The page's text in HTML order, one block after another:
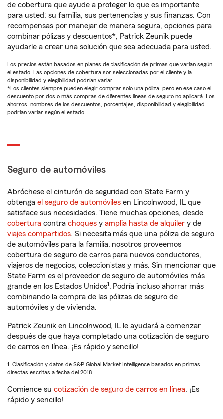
de cobertura que ayude a proteger lo que es importante
para usted: su familia, sus pertenencias y sus finanzas. Con
recompensas por manejar de manera segura, opciones para
combinar pólizas y descuentos*, Patrick Zeunik puede
ayudarle a crear una solución que sea adecuada para usted.
Los precios están basados en planes de clasificación de primas que varían según
el estado. Las opciones de cobertura son seleccionadas por el cliente y la
disponibilidad y elegibilidad podrían variar.
*Los clientes siempre pueden elegir comprar solo una póliza, pero en ese caso el
descuento por dos o más compras de diferentes líneas de seguro no aplicará. Los
ahorros, nombres de los descuentos, porcentajes, disponibilidad y elegibilidad
podrían variar según el estado.
Seguro de automóviles
Abróchese el cinturón de seguridad con State Farm y
obtenga el seguro de automóviles en Lincolnwood, IL que
satisface sus necesidades. Tiene muchas opciones, desde
cobertura contra choques y amplia hasta de alquiler y de
viajes compartidos. Si necesita más que una póliza de seguro
de automóviles para la familia, nosotros proveemos
cobertura de seguro de carros para nuevos conductores,
viajeros de negocios, coleccionistas y más. Sin mencionar que
State Farm es el proveedor de seguro de automóviles más
grande en los Estados Unidos1. Podría incluso ahorrar más
combinando la compra de las pólizas de seguro de
automóviles y de vivienda.
Patrick Zeunik en Lincolnwood, IL le ayudará a comenzar
después de que haya completado una cotización de seguro
de carros en línea. ¡Es rápido y sencillo!
1. Clasificación y datos de S&P Global Market Intelligence basados en primas
directas escritas a fecha del 2018.
Comience su cotización de seguro de carros en línea. ¡Es
rápido y sencillo!